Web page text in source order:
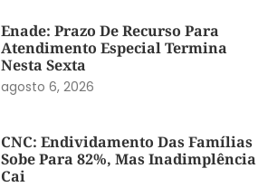
Enade: Prazo De Recurso Para
Atendimento Especial Termina
Nesta Sexta
agosto 6, 2026
CNC: Endividamento Das Famílias
Sobe Para 82%, Mas Inadimplência
Cai